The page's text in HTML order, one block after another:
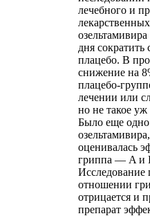
лечебного и
дня
плацебо. В
снижение на
плацебо-
лечении или
но не такое уж
Было еще одно
оценивалась
гриппа — A и
Исследование
отношении
отрицается и
препарат